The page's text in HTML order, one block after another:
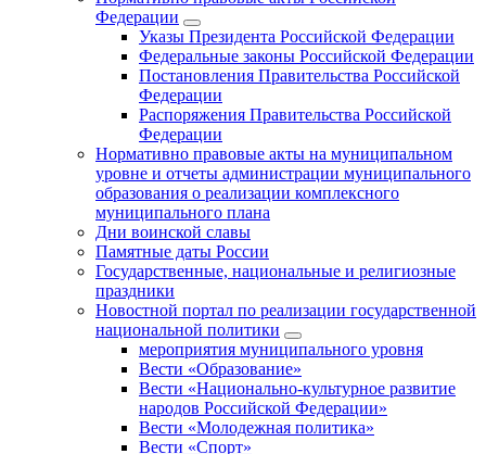
Федерации
Указы Президента Российской Федерации
Федеральные законы Российской Федерации
Постановления Правительства Российской
Федерации
Распоряжения Правительства Российской
Федерации
Нормативно правовые акты на муниципальном
уровне и отчеты администрации муниципального
образования о реализации комплексного
муниципального плана
Дни воинской славы
Памятные даты России
Государственные, национальные и религиозные
праздники
Новостной портал по реализации государственной
национальной политики
мероприятия муниципального уровня
Вести «Образование»
Вести «Национально-культурное развитие
народов Российской Федерации»
Вести «Молодежная политика»
Вести «Спорт»